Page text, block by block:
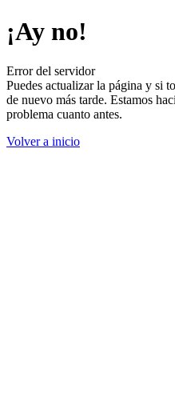
¡Ay no!
Error del servidor
Puedes actualizar la página y si
de nuevo más tarde. Estamos
problema cuanto antes.
Volver a inicio